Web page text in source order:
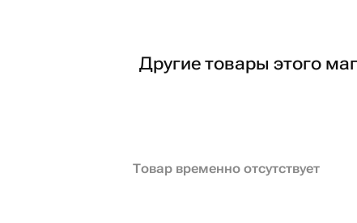
Другие товары этого
Товар временно отсутствует